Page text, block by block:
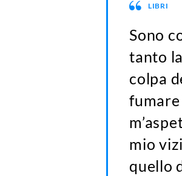
LIBRI
Sono
tanto
colpa
fumare
mio
quello